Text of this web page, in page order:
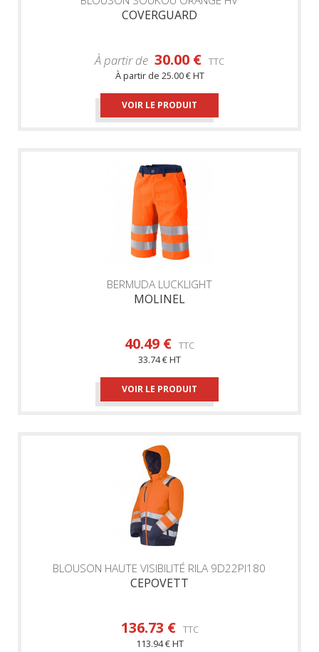
COVERGUARD
À partir de 30.00 € TTC
À partir de 25.00 € HT
VOIR LE PRODUIT
BERMUDA LUCKLIGHT
MOLINEL
40.49 € TTC
33.74 € HT
VOIR LE PRODUIT
BLOUSON HAUTE VISIBILITÉ RILA 9D22PI180
CEPOVETT
136.73 € TTC
113.94 € HT